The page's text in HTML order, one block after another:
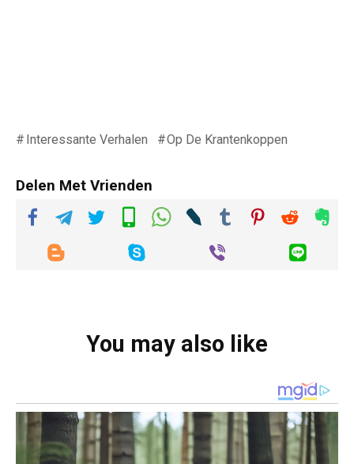
Interessante Verhalen Op De Krantenkoppen
Delen Met Vrienden
You may also like